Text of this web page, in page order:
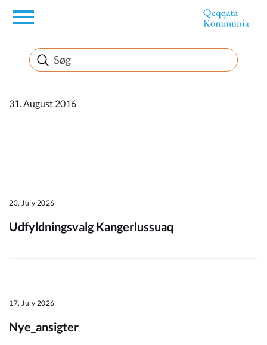
en
Borger
Erhverv
31. August 2016
23. July 2026
Udfyldningsvalg Kangerlussuaq
17. July 2026
Nye_ansigter